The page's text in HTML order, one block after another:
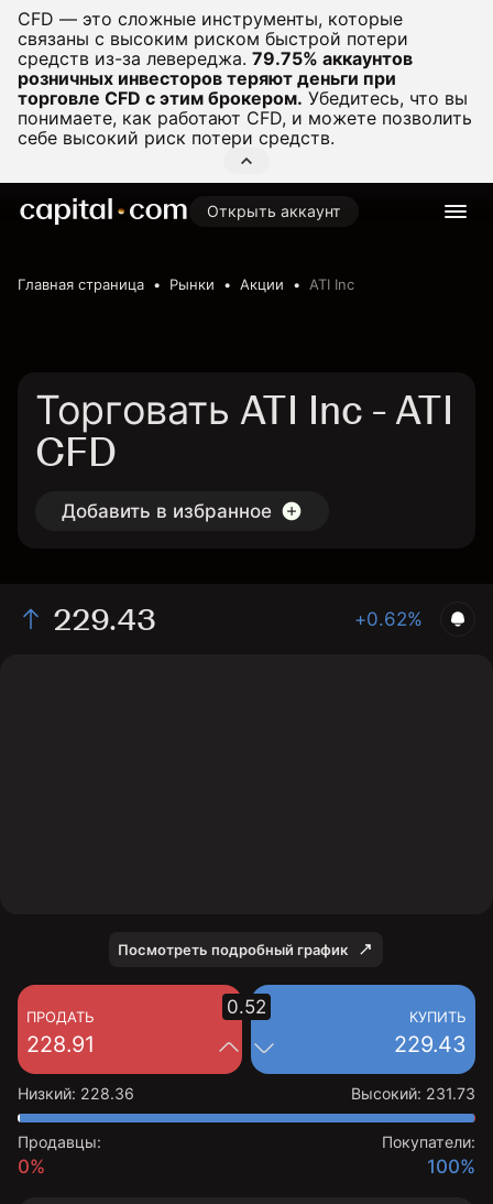
CFD — это сложные инструменты, которые
связаны с высоким риском быстрой потери
средств из-за левереджа. 79.75% аккаунтов
розничных инвесторов теряют деньги при
торговле CFD с этим брокером. Убедитесь, что вы
понимаете, как работают CFD, и можете позволить
себе высокий риск потери средств.
Открыть аккаунт
Главная страница Рынки Акции ATI Inc
Торговать ATI Inc - ATI
CFD
Добавить в избранное
229.43 +0.62%
Посмотреть подробный график
ПРОДАТЬ
228.91
КУПИТЬ
229.43
0.52
Низкий: 228.36 Высокий: 231.73
Продавцы:
0%
Покупатели:
100%